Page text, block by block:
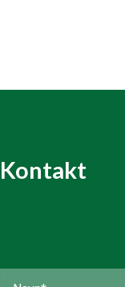
Kontakt